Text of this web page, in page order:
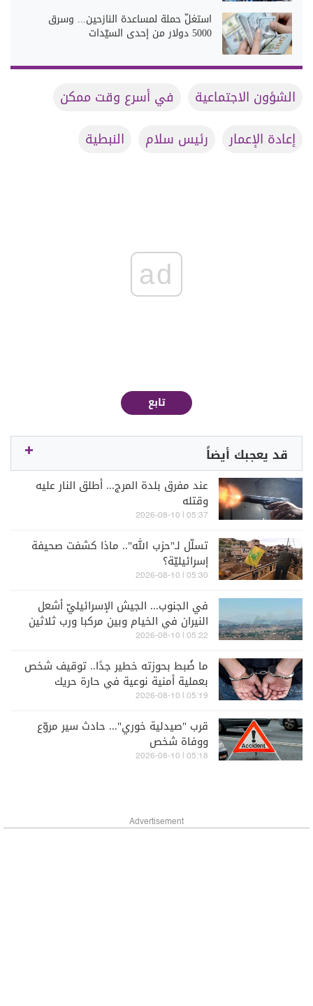
استغلّ حملة لمساعدة النازحين... وسرق
5000 دولار من إحدى السيّدات
الشؤون الاجتماعية
في أسرع وقت ممكن
إعادة الإعمار
رئيس سلام النبطية
ad
تابع
قد يعجبك أيضاً
عند مفرق بلدة المرج... أطلق النار عليه
وقتله
05:37 | 2026-08-10
تسلّل لـ"حزب الله".. ماذا كشفت صحيفة
إسرائيليّة؟
05:30 | 2026-08-10
في الجنوب... الجيش الإسرائيليّ أشعل
النيران في الخيام وبين مركبا ورب ثلاثين
05:22 | 2026-08-10
ما ضُبط بحوزته خطير جدًا.. توقيف شخص
بعملية أمنية نوعية في حارة حريك
(صورة)
05:19 | 2026-08-10
قرب "صيدلية خوري"... حادث سير مروّع
ووفاة شخص
05:18 | 2026-08-10
Advertisement